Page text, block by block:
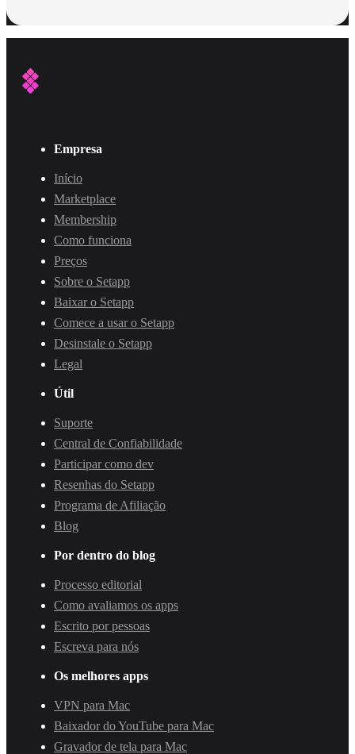
Empresa
Início
Marketplace
Membership
Como funciona
Preços
Sobre o Setapp
Baixar o Setapp
Comece a usar o Setapp
Desinstale o Setapp
Legal
Útil
Suporte
Central de Confiabilidade
Participar como dev
Resenhas do Setapp
Programa de Afiliação
Blog
Por dentro do blog
Processo editorial
Como avaliamos os apps
Escrito por pessoas
Escreva para nós
Os melhores apps
VPN para Mac
Baixador do YouTube para Mac
Gravador de tela para Mac